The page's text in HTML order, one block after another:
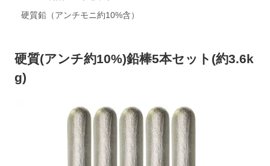
硬質鉛（アンチモニ約10%含）
硬質(アンチ約10%)鉛棒5本セット(約3.6k
g)